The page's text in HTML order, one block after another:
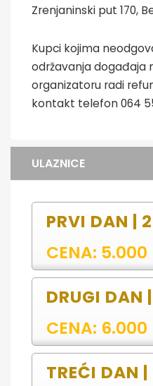
Zrenjaninski put 170,
Kupci kojima
održavanja događaja
organizatoru radi
kontakt telefon 064
ULAZNICE
PRVI DAN |
CENA: 5.000
DRUGI DAN
CENA: 6.000
TREĆI DAN